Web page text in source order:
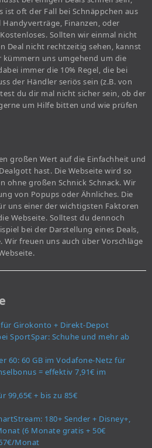
ist oft der Fall bei Schnäppchen aus
Finanzen, oder
Sollten wir einmal nicht
Deal nicht rechtzeitig sehen, kannst
kümmern uns umgehend um die
immer die 10% Regel, die bei
der Händler seriös sein (z.B. von
du dir mal nicht sicher sein, ob der
um Hilfe bitten und wie prüfen
großen Wert auf die Einfachheit und
hast. Die Webseite wird so
ohne großen Schnick Schnack. Wir
von Popups oder Ähnliches. Die
uns einer der wichtigsten Faktoren
Webseite. Solltest du dennoch
bei der Darstellung eines Deals,
freuen uns auch über Vorschläge
für Girokonto + Direkt-Depot
SportSpar: Schuhe und mehr ab
60: 60 GB im Vodafone-Netz für
= effektiv 7,91€ im
99,65€ + bis zu 85€
180+ Sender + Disney+,
(6 Monate gratis + 50€
Monat